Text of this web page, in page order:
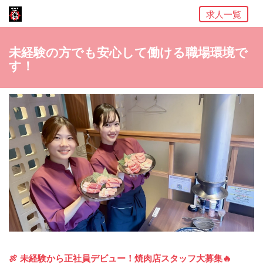
求人一覧
未経験の方でも安心して働ける職場環境で
す！
🍖 未経験から正社員デビュー！焼肉店スタッフ大募集🔥